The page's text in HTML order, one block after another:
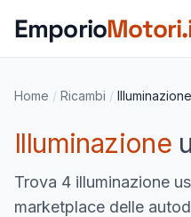
Emporio
Home / Ricambi / Illuminazione
Illuminazione
Trova 4 illuminazione
marketplace delle